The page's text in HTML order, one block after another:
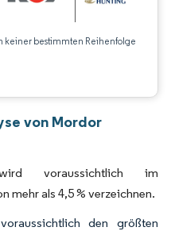
keiner bestimmten Reihenfolge
von Mordor
voraussichtlich im
mehr als 4,5 % verzeichnen.
den größten